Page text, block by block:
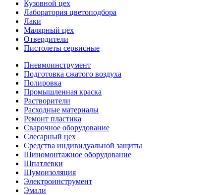
Кузовной цех
Лаборатория цветоподбора
Лаки
Малярный цех
Отвердители
Пистолеты сервисные
Пневмоинструмент
Подготовка сжатого воздуха
Полировка
Промышленная краска
Растворители
Расходные материалы
Ремонт пластика
Сварочное оборудование
Слесарный цех
Средства индивидуальной защиты
Шиномонтажное оборудование
Шпатлевки
Шумоизоляция
Электроинструмент
Эмали